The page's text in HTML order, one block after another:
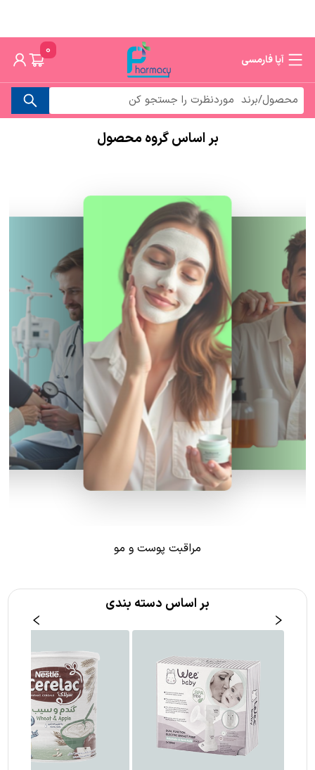
آپا فارمسی
0
بر اساس گروه محصول
مراقبت پوست و مو
بر اساس دسته بندی